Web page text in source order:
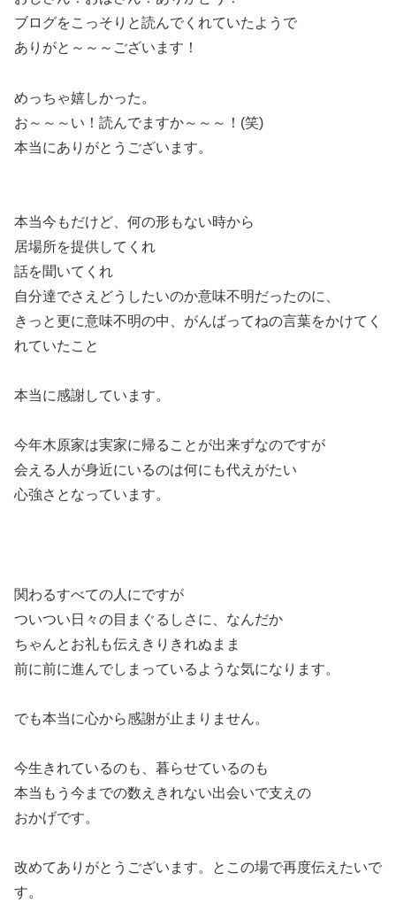
ブログをこっそりと読んでくれていたようで
ありがと～～～ございます！
めっちゃ嬉しかった。
お～～～い！読んでますか～～～！(笑)
本当にありがとうございます。
本当今もだけど、何の形もない時から
居場所を提供してくれ
話を聞いてくれ
自分達でさえどうしたいのか意味不明だったのに、
きっと更に意味不明の中、がんばってねの言葉をかけてく
れていたこと
本当に感謝しています。
今年木原家は実家に帰ることが出来ずなのですが
会える人が身近にいるのは何にも代えがたい
心強さとなっています。
関わるすべての人にですが
ついつい日々の目まぐるしさに、なんだか
ちゃんとお礼も伝えきりきれぬまま
前に前に進んでしまっているような気になります。
でも本当に心から感謝が止まりません。
今生きれているのも、暮らせているのも
本当もう今までの数えきれない出会いで支えの
おかげです。
改めてありがとうございます。とこの場で再度伝えたいで
す。